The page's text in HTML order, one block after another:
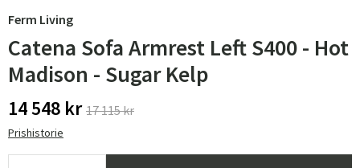
Ferm Living
Catena Sofa Armrest Left S400 - Hot
Madison - Sugar Kelp
14 548 kr 17 115 kr
Prishistorie